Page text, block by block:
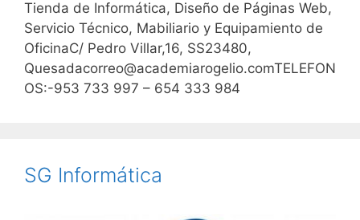
Tienda de Informática, Diseño de Páginas Web,
Servicio Técnico, Mabiliario y Equipamiento de
OficinaC/ Pedro Villar,16, SS23480,
Quesadacorreo@academiarogelio.comTELEFON
OS:-953 733 997 – 654 333 984
SG Informática